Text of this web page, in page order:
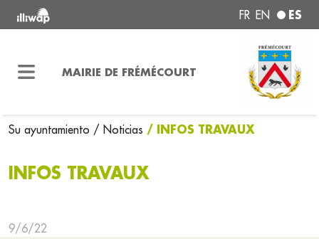
FR EN ES
MAIRIE DE FRÉMÉCOURT
Su ayuntamiento / Noticias / INFOS TRAVAUX
INFOS TRAVAUX
9/6/22